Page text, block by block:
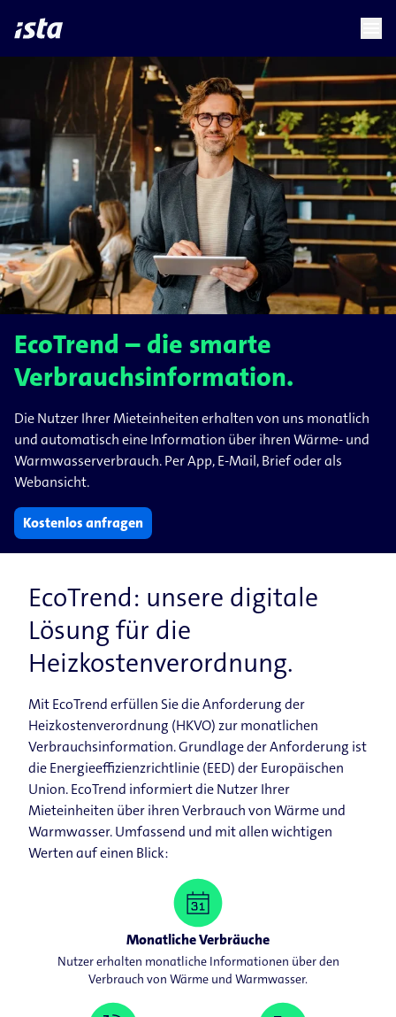
languagechevron_right
EcoTrend – die smarte
Verbrauchsinformation.
Die Nutzer Ihrer Mieteinheiten erhalten von uns monatlich
und automatisch eine Information über ihren Wärme- und
Warmwasserverbrauch. Per App, E-Mail, Brief oder als
Webansicht.
Kostenlos anfragen
EcoTrend: unsere digitale
Lösung für die
Heizkostenverordnung.
Mit EcoTrend erfüllen Sie die Anforderung der
Heizkostenverordnung (HKVO) zur monatlichen
Verbrauchsinformation. Grundlage der Anforderung ist
die Energieeffizienzrichtlinie (EED) der Europäischen
Union. EcoTrend informiert die Nutzer Ihrer
Mieteinheiten über ihren Verbrauch von Wärme und
Warmwasser. Umfassend und mit allen wichtigen
Werten auf einen Blick:
Monatliche Verbräuche
Nutzer erhalten monatliche Informationen über den
Verbrauch von Wärme und Warmwasser.